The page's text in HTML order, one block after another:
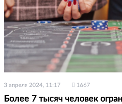
3 апреля 2024, 11:17 1667
Более 7 тысяч человек